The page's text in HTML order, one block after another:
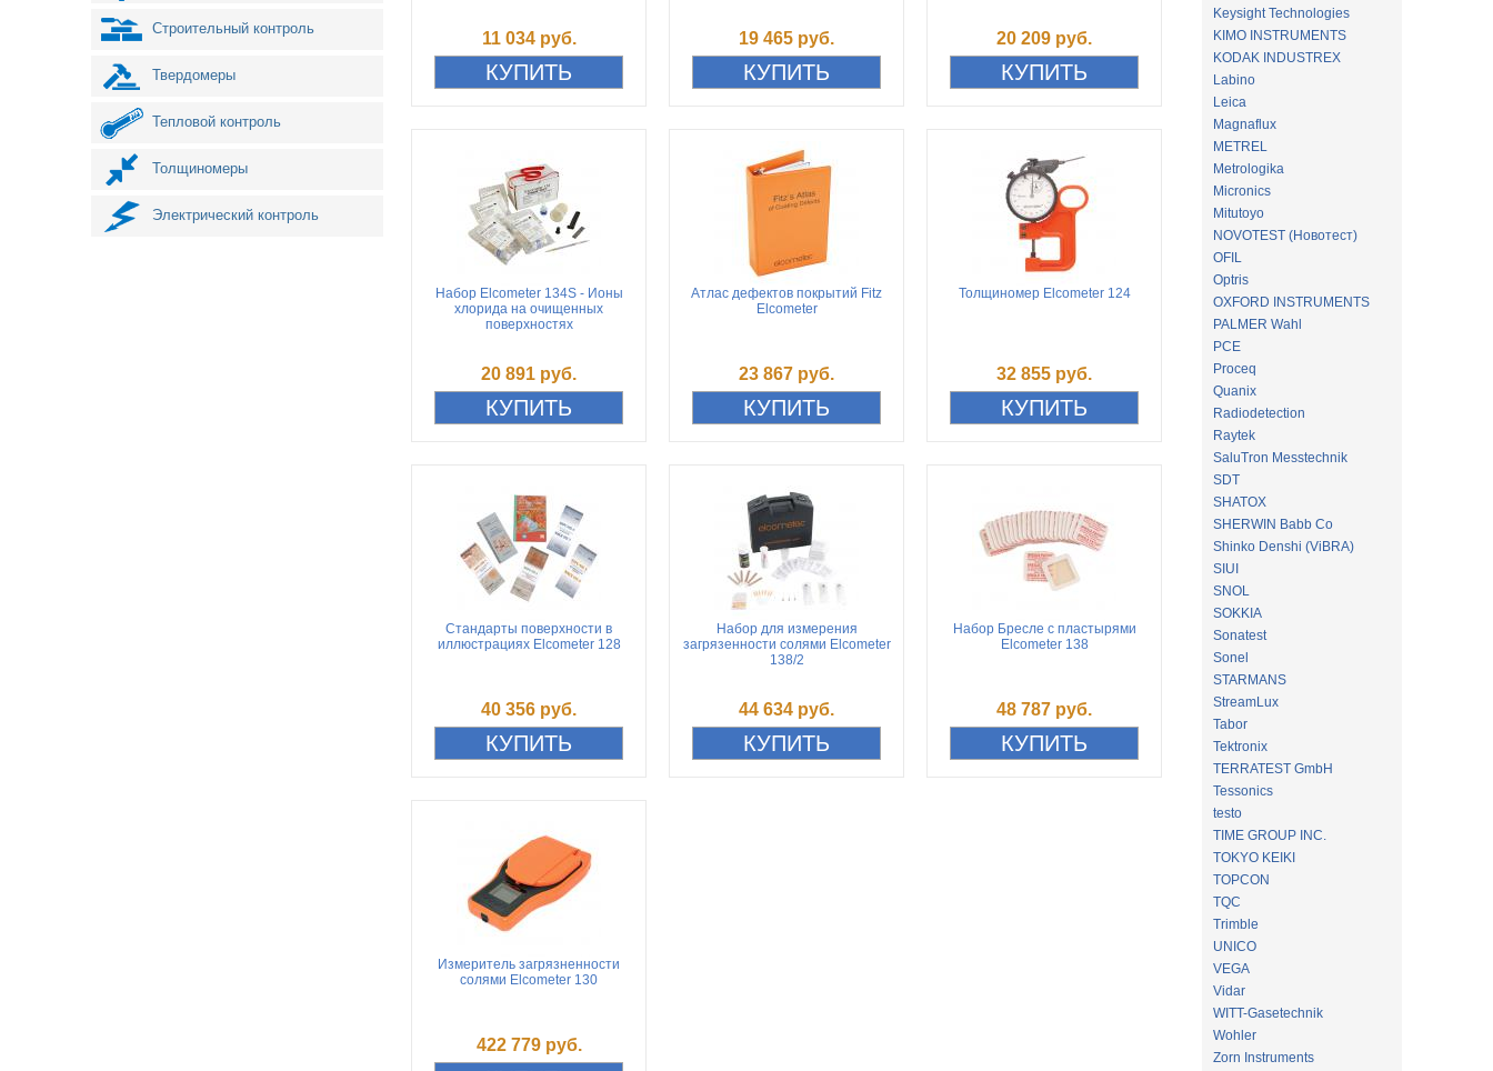
Строительный контроль
Твердомеры
Тепловой контроль
Толщиномеры
Электрический контроль
11 034 руб. 19 465 руб. 20 209 руб.
Набор Elcometer 134S - Ионы
хлорида на очищенных
поверхностях
20 891 руб.
Атлас дефектов покрытий Fitz
Elcometer
23 867 руб.
Толщиномер Elcometer 124
32 855 руб.
Стандарты поверхности в
иллюстрациях Elcometer 128
40 356 руб.
Набор для измерения
загрязенности солями Elcometer
138/2
44 634 руб.
Набор Бресле с пластырями
Elcometer 138
48 787 руб.
Измеритель загрязненности
солями Elcometer 130
422 779 руб.
Keysight Technologies
KIMO INSTRUMENTS
KODAK INDUSTREX
Labino
Leica
Magnaflux
METREL
Metrologika
Micronics
Mitutoyo
NOVOTEST (Новотест)
OFIL
Optris
OXFORD INSTRUMENTS
PALMER Wahl
PCE
Proceq
Quanix
Radiodetection
Raytek
SaluTron Messtechnik
SDT
SHATOX
SHERWIN Babb Co
Shinko Denshi (ViBRA)
SIUI
SNOL
SOKKIA
Sonatest
Sonel
STARMANS
StreamLux
Tabor
Tektronix
TERRATEST GmbH
Tessonics
testo
TIME GROUP INC.
TOKYO KEIKI
TOPCON
TQC
Trimble
UNICO
VEGA
Vidar
WITT-Gasetechnik
Wohler
Zorn Instruments